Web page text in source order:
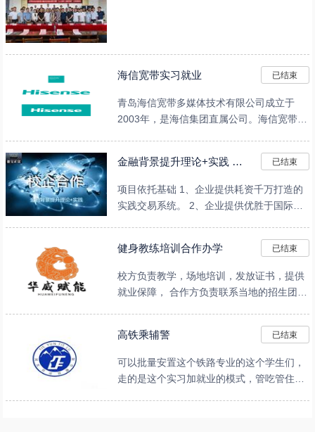
海信宽带实习就业 已结束
青岛海信宽带多媒体技术有限公司成立于
2003年，是海信集团直属公司。海信宽带是
金融背景提升理论+实践 校企合作项目 已结束
项目依托基础 1、企业提供耗资千万打造的
实践交易系统。 2、企业提供优胜于国际知
健身教练培训合作办学 已结束
校方负责教学，场地培训，发放证书，提供
就业保障， 合作方负责联系当地的招生团
高铁乘辅警 已结束
可以批量安置这个铁路专业的这个学生们，
走的是这个实习加就业的模式，管吃管住，